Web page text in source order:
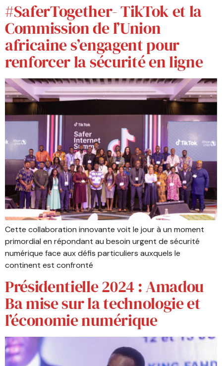
#SaferTogether- TikTok et la
Commission de l’Union
africaine s’engagent pour
renforcer la sécurité en ligne
Cette collaboration innovante voit le jour à un moment
primordial en répondant au besoin urgent de sécurité
numérique face aux défis particuliers auxquels le
continent est confronté
Présidentielle 2024 : Amadou
Ba mise sur la technologie et
l’économie numérique